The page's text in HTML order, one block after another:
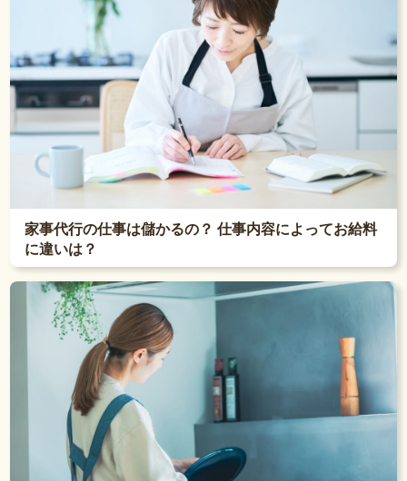
家事代行の仕事は儲かるの？ 仕事内容によってお給料
に違いは？